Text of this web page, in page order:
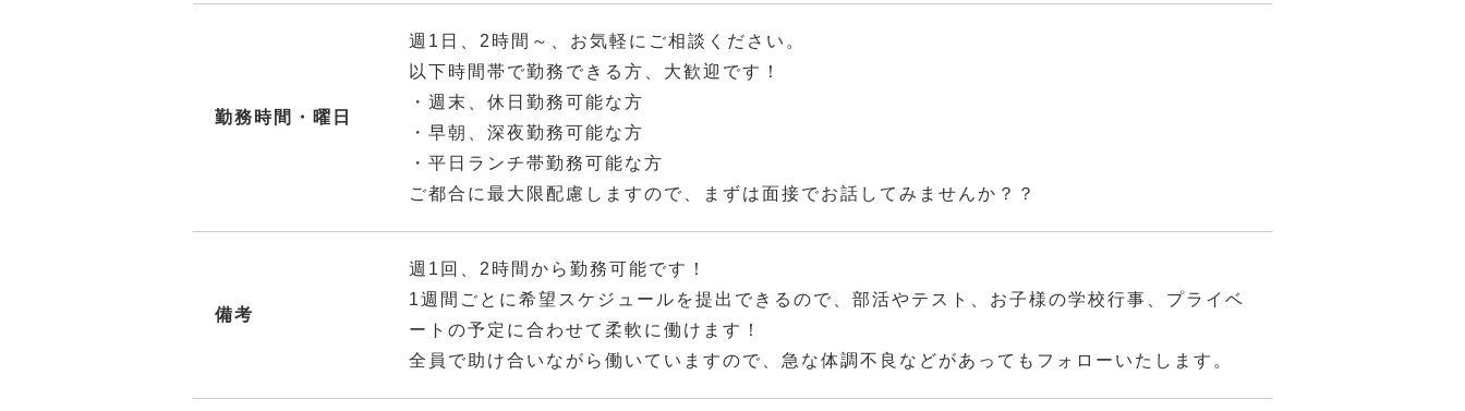
勤務時間・曜日
週1日、2時間～、お気軽にご相談ください。
以下時間帯で勤務できる方、大歓迎です！
・週末、休日勤務可能な方
・早朝、深夜勤務可能な方
・平日ランチ帯勤務可能な方
ご都合に最大限配慮しますので、まずは面接でお話してみませんか？？
備考
週1回、2時間から勤務可能です！
1週間ごとに希望スケジュールを提出できるので、部活やテスト、お子様の学校行事、プライベ
ートの予定に合わせて柔軟に働けます！
全員で助け合いながら働いていますので、急な体調不良などがあってもフォローいたします。